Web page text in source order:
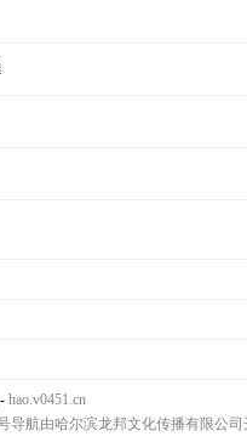
- hao.v0451.cn
导航由哈尔滨龙邦文化传播有限公